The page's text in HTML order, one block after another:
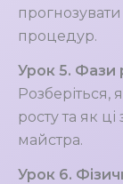
процедур.
Урок 5. Фази
Розберіться,
росту та як
майстра.
Урок 6.